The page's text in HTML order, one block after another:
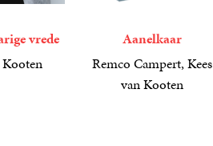
vrede
Kooten
Aanelkaar
Remco Campert, Kees
van Kooten